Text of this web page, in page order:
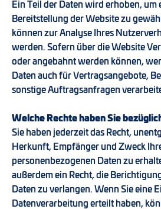
Ein Teil der Daten wird erhoben, um
Bereitstellung der Website zu
können zur Analyse Ihres
werden. Sofern über die Website
oder angebahnt werden können,
Daten auch für Vertragsangebote,
sonstige Auftragsanfragen
Welche Rechte haben Sie
Sie haben jederzeit das Recht,
Herkunft, Empfänger und Zweck
personenbezogenen Daten zu
außerdem ein Recht, die
Daten zu verlangen. Wenn Sie eine
Datenverarbeitung erteilt haben,